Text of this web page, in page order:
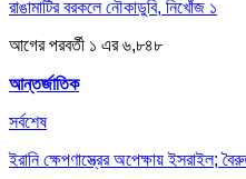
রাঙামাটির বরকলে নৌকাডুবি, নিখোঁজ ১
আগেরপরবর্তী ১ এর ৬,৮৪৮
আন্তর্জাতিক
সর্বশেষ
ইরানি ক্ষেপণাস্ত্রের অপেক্ষায় ইসরাইল;